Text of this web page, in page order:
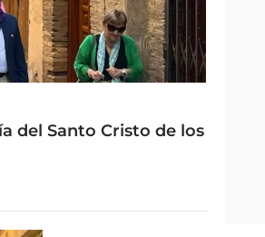
del Santo Cristo de los